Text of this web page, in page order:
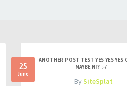
25
June
ANOTHER POST TEST YES YES YES
MAYBE NI? :-/
- BySiteSplat